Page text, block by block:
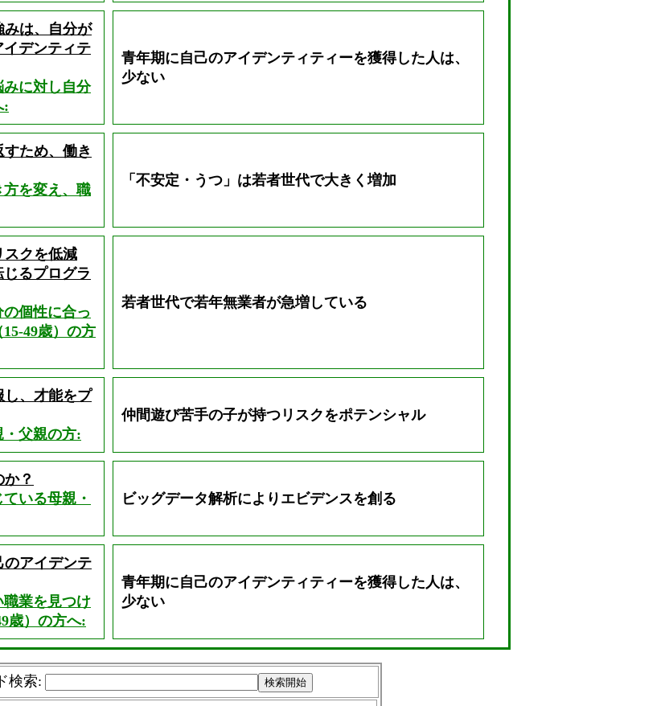
みは、自分が
デンティテ
に対し自分
:
青年期に自己のアイデンティティーを獲得した人は、
少ない
すため、働き
方を変え、職
「不安定・うつ」は若者世代で大きく増加
スクを低減
るプログラ
個性に合っ
49歳）の方
若者世代で若年無業者が急増している
し、才能をプ
父親の方:
仲間遊び苦手の子が持つリスクをポテンシャル
？
いる母親・
ビッグデータ解析によりエビデンスを創る
のアイデンテ
業を見つけ
歳）の方へ:
青年期に自己のアイデンティティーを獲得した人は、
少ない
検索: